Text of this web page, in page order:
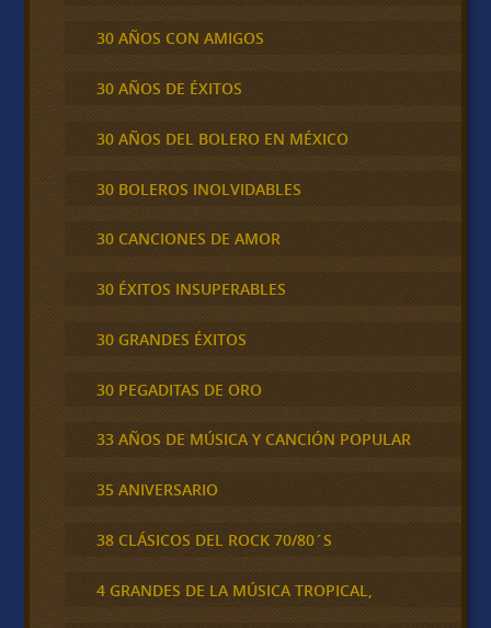
30 AÑOS CON AMIGOS
30 AÑOS DE ÉXITOS
30 AÑOS DEL BOLERO EN MÉXICO
30 BOLEROS INOLVIDABLES
30 CANCIONES DE AMOR
30 ÉXITOS INSUPERABLES
30 GRANDES ÉXITOS
30 PEGADITAS DE ORO
33 AÑOS DE MÚSICA Y CANCIÓN POPULAR
35 ANIVERSARIO
38 CLÁSICOS DEL ROCK 70/80´S
4 GRANDES DE LA MÚSICA TROPICAL,